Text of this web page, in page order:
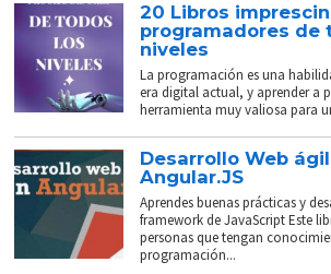
20 Libros
programadores de
niveles
La programación es una
era digital actual, y aprender a
herramienta muy valiosa para
Desarrollo Web
Angular.JS
Aprendes buenas prácticas y
framework de JavaScript Este
personas que tengan
programación...